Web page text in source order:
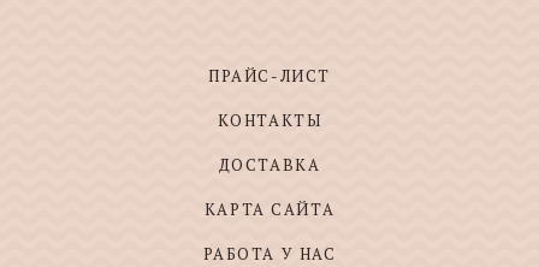
ПРАЙС-ЛИСТ
КОНТАКТЫ
ДОСТАВКА
КАРТА САЙТА
РАБОТА У НАС